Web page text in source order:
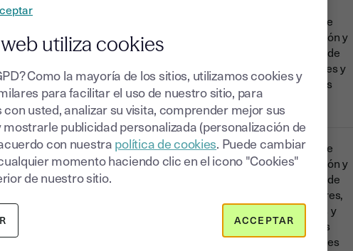
Servicios de
agregación de
datos
Datos de
identificación y
contacto de
Suscriptores y
Usuarios
UU.)
Datos de
identificación y
contacto de
Suscriptores,
Usuarios y
clientes
potenciales
utiliza cookies
Como la mayoría de los sitios, utilizamos cookies y
para facilitar el uso de nuestro sitio, para
usted, analizar su visita, comprender mejor sus
publicidad personalizada (personalización de
con nuestrapolítica de cookies. Puede cambiar
momento haciendo clic en el icono "Cookies"
de nuestro sitio.
ACCEPTAR